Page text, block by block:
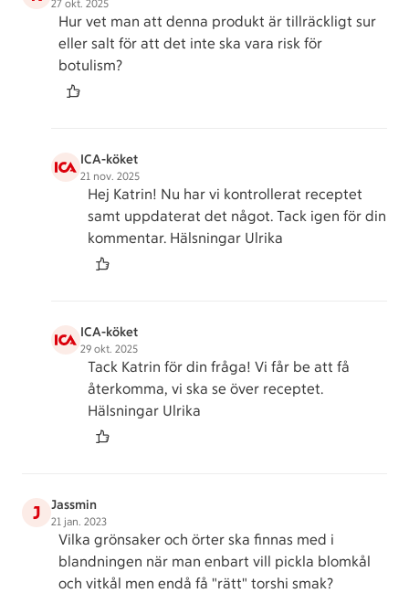
27 okt. 2025
Hur vet man att denna produkt är tillräckligt sur
eller salt för att det inte ska vara risk för
botulism?
ICA-köket
21 nov. 2025
Hej Katrin! Nu har vi kontrollerat receptet
samt uppdaterat det något. Tack igen för din
kommentar. Hälsningar Ulrika
ICA-köket
29 okt. 2025
Tack Katrin för din fråga! Vi får be att få
återkomma, vi ska se över receptet.
Hälsningar Ulrika
J Jassmin
21 jan. 2023
Vilka grönsaker och örter ska finnas med i
blandningen när man enbart vill pickla blomkål
och vitkål men endå få "rätt" torshi smak?